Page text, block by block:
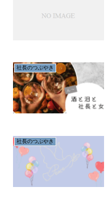
社長のつぶやき
社長のつぶやき